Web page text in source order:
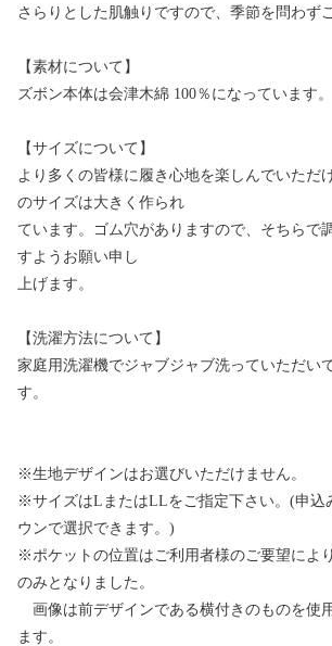
さらりとした肌触りですので、季節を問わず
【素材について】
ズボン本体は会津木綿 100％になっています。
【サイズについて】
より多くの皆様に履き心地を楽しんでいただ
のサイズは大きく作られ
ています。ゴム穴がありますので、そちらで
すようお願い申し
上げます。
【洗濯方法について】
家庭用洗濯機でジャブジャブ洗っていただい
す。
※生地デザインはお選びいただけません。
※サイズはLまたはLLをご指定下さい。(申込
ウンで選択できます。)
※ポケットの位置はご利用者様のご要望によ
のみとなりました。
画像は前デザインである横付きのものを使
ます。